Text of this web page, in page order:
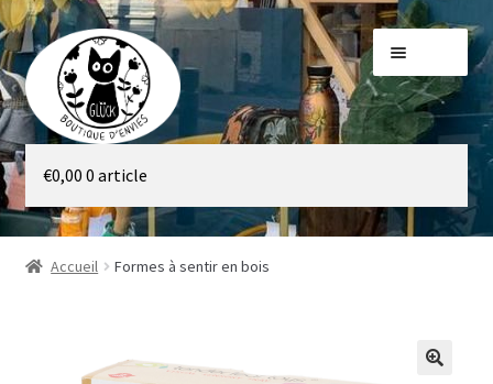
Aller
à
la
navigation
Aller
au
contenu
Galerie
Boutique
€0,00 0 article
Accueil Formes à sentir en bois